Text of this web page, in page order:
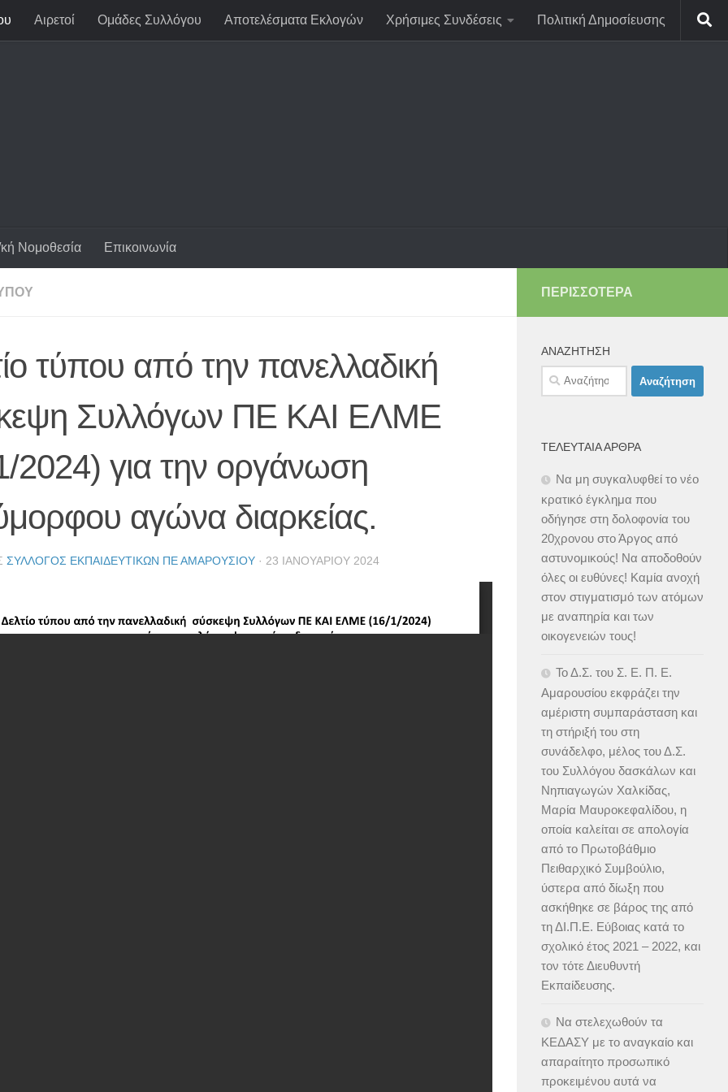
Αιρετοί Ομάδες Συλλόγου Αποτελέσματα Εκλογών Χρήσιμες Συνδέσεις Πολιτική Δημοσίευσης
Νομοθεσία Επικοινωνία
τύπου από την πανελλαδική
Συλλόγων ΠΕ ΚΑΙ ΕΛΜΕ
2024) για την οργάνωση
αγώνα διαρκείας.
ΣΎΛΛΟΓΟΣ ΕΚΠΑΙΔΕΥΤΙΚΏΝ ΠΕ ΑΜΑΡΟΥΣΊΟΥ · 23 ΙΑΝΟΥΑΡΊΟΥ 2024
ΠΕΡΙΣΣΌΤΕΡΑ
ΑΝΑΖΉΤΗΣΗ
Αναζήτηση
για:
ΤΕΛΕΥΤΑΊΑ ΆΡΘΡΑ
Να μη συγκαλυφθεί το νέο
κρατικό έγκλημα που
οδήγησε στη δολοφονία του
20χρονου στο Άργος από
αστυνομικούς! Να αποδοθούν
όλες οι ευθύνες! Καμία ανοχή
στον στιγματισμό των ατόμων
με αναπηρία και των
οικογενειών τους!
Το Δ.Σ. του Σ. Ε. Π. Ε.
Αμαρουσίου εκφράζει την
αμέριστη συμπαράσταση και
τη στήριξή του στη
συνάδελφο, μέλος του Δ.Σ.
του Συλλόγου δασκάλων και
Νηπιαγωγών Χαλκίδας,
Μαρία Μαυροκεφαλίδου, η
οποία καλείται σε απολογία
από το Πρωτοβάθμιο
Πειθαρχικό Συμβούλιο,
ύστερα από δίωξη που
ασκήθηκε σε βάρος της από
τη ΔΙ.Π.Ε. Εύβοιας κατά το
σχολικό έτος 2021 – 2022, και
τον τότε Διευθυντή
Εκπαίδευσης.
Να στελεχωθούν τα
ΚΕΔΑΣΥ με το αναγκαίο και
απαραίτητο προσωπικό
προκειμένου αυτά να